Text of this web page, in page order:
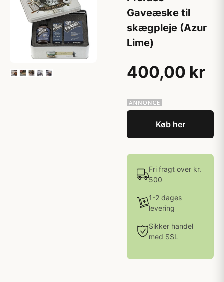
Gaveæske til
skægpleje (Azur
Lime)
400,00 kr
Køb her
Fri fragt over kr.
500
1-2 dages
levering
Sikker handel
med SSL